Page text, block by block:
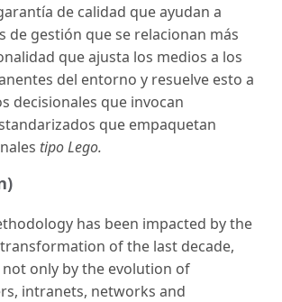
de calidad que ayudan a
de gestión que se relacionan más
que ajusta los medios a los
del entorno y resuelve esto a
decisionales que invocan
que empaquetan
tipo Lego.
has been impacted by the
of the last decade,
only by the evolution of
intranets, networks and